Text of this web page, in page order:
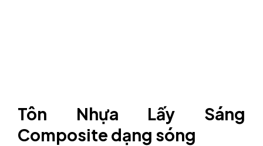
Tôn Nhựa Lấy Sáng
Composite dạng sóng